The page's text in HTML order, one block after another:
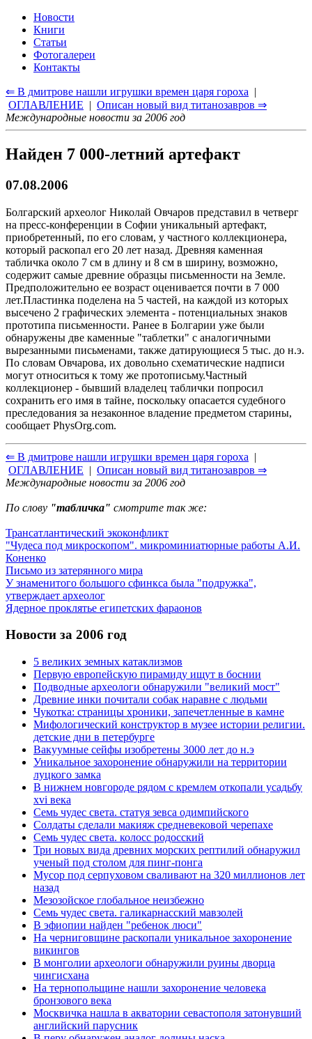
Новости
Книги
Статьи
Фотогалереи
Контакты
⇐ В дмитрове нашли игрушки времен царя гороха |
ОГЛАВЛЕНИЕ | Описан новый вид титанозавров ⇒
Международные новости за 2006 год
Найден 7 000-летний артефакт
07.08.2006
Болгарский археолог Николай Овчаров представил в четверг
на пресс-конференции в Софии уникальный артефакт,
приобретенный, по его словам, у частного коллекционера,
который раскопал его 20 лет назад. Древняя каменная
табличка около 7 см в длину и 8 см в ширину, возможно,
содержит самые древние образцы письменности на Земле.
Предположительно ее возраст оценивается почти в 7 000
лет.Пластинка поделена на 5 частей, на каждой из которых
высечено 2 графических элемента - потенциальных знаков
прототипа письменности. Ранее в Болгарии уже были
обнаружены две каменные "таблетки" с аналогичными
вырезанными письменами, также датирующиеся 5 тыс. до н.э.
По словам Овчарова, их довольно схематические надписи
могут относиться к тому же протописьму.Частный
коллекционер - бывший владелец таблички попросил
сохранить его имя в тайне, поскольку опасается судебного
преследования за незаконное владение предметом старины,
сообщает PhysOrg.com.
⇐ В дмитрове нашли игрушки времен царя гороха |
ОГЛАВЛЕНИЕ | Описан новый вид титанозавров ⇒
Международные новости за 2006 год
По слову "табличка" смотрите так же:
Трансатлантический экоконфликт
"Чудеса под микроскопом". микроминиатюрные работы А.И.
Коненко
Письмо из затерянного мира
У знаменитого большого сфинкса была "подружка",
утверждает археолог
Ядерное проклятье египетских фараонов
Новости за 2006 год
5 великих земных катаклизмов
Первую европейскую пирамиду ищут в боснии
Подводные археологи обнаружили "великий мост"
Древние инки почитали собак наравне с людьми
Чукотка: страницы хроники, запечетленные в камне
Мифологический конструктор в музее истории религии.
детские дни в петербурге
Вакуумные сейфы изобретены 3000 лет до н.э
Уникальное захоронение обнаружили на территории
луцкого замка
В нижнем новгороде рядом с кремлем откопали усадьбу
xvi века
Семь чудес света. статуя зевса одимпийского
Солдаты сделали макияж средневековой черепахе
Семь чудес света. колосс родосский
Три новых вида древних морских рептилий обнаружил
ученый под столом для пинг-понга
Мусор под cерпуховом сваливают на 320 миллионов лет
назад
Мезозойское глобальное неизбежно
Семь чудес света. галикарнасский мавзолей
В эфиопии найден "ребенок люси"
На черниговщине раскопали уникальное захоронение
викингов
В монголии археологи обнаружили руины дворца
чингисхана
На тернопольщине нашли захоронение человека
бронзового века
Москвичка нашла в акватории севастополя затонувший
английский парусник